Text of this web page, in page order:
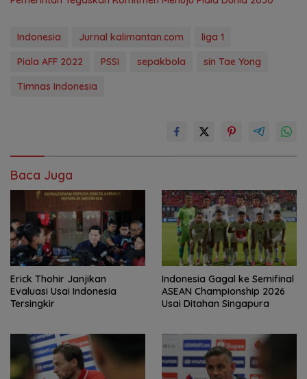
Indonesia Jurnal kalimantan.com
liga 1
Piala AFF 2022
PSSI sepakbola
sin Tae Yong
Timnas Indonesia
Baca Juga
Erick Thohir Janjikan
Evaluasi Usai Indonesia
Tersingkir
Indonesia Gagal ke Semifinal
ASEAN Championship 2026
Usai Ditahan Singapura